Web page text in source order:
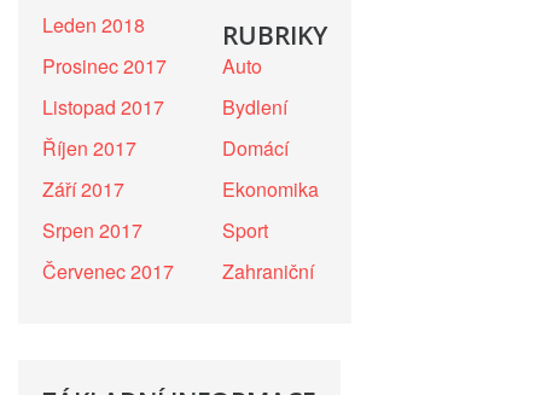
Leden 2018
Prosinec 2017
Listopad 2017
Říjen 2017
Září 2017
Srpen 2017
Červenec 2017
RUBRIKY
Auto
Bydlení
Domácí
Ekonomika
Sport
Zahraniční